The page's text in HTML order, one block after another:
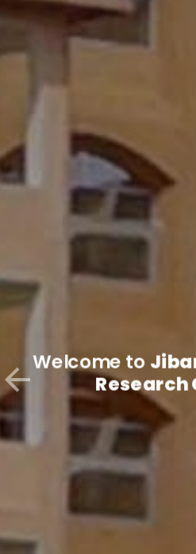
Welcome to
Research